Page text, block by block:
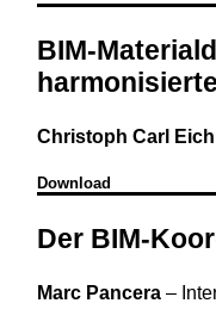
BIM-
Christoph Carl
Download
Der BIM-
Marc Pancera –